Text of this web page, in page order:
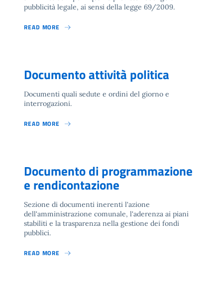
pubblicità legale, ai sensi della legge 69/2009.
READ MORE
Documento attività politica
Documenti quali sedute e ordini del giorno e
interrogazioni.
READ MORE
Documento di programmazione
e rendicontazione
Sezione di documenti inerenti l'azione
dell'amministrazione comunale, l'aderenza ai piani
stabiliti e la trasparenza nella gestione dei fondi
pubblici.
READ MORE